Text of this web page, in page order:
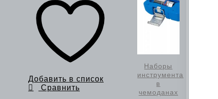
образных
шестигранников
20208MR01,
20208SR01,
PVC
Добавить в список
Сравнить
Наборы
инструмента
в
чемоданах